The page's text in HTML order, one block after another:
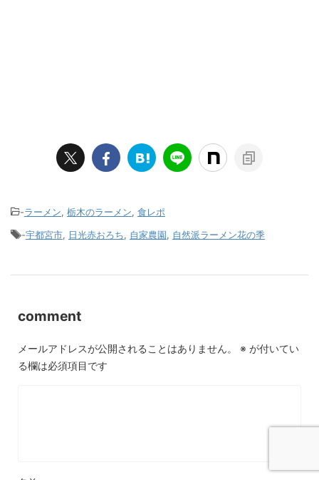
-ラーメン, 栃木のラーメン, 食レポ
-宇都宮市, 日光赤おろち, 自家農園, 自然派ラーメン花の季
comment
メールアドレスが公開されることはありません。 ※ が付いてい
る欄は必須項目です